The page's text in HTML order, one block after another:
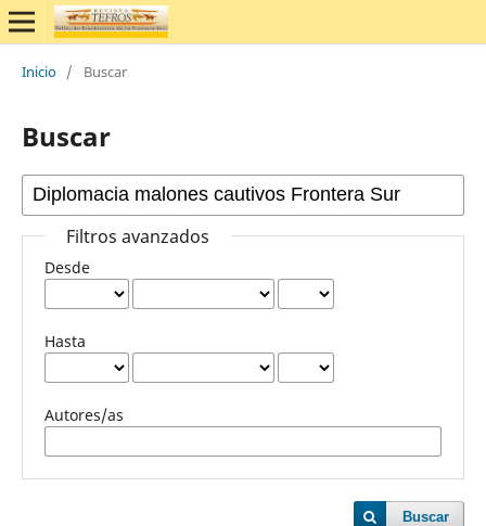
Inicio / Buscar
Buscar
Filtros avanzados
Desde
Hasta
Autores/as
Buscar